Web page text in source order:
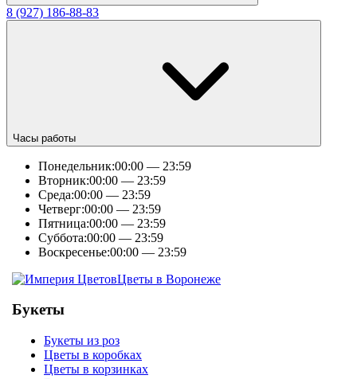
8 (927) 186-88-83
Часы работы
Понедельник:00:00 — 23:59
Вторник:00:00 — 23:59
Среда:00:00 — 23:59
Четверг:00:00 — 23:59
Пятница:00:00 — 23:59
Суббота:00:00 — 23:59
Воскресенье:00:00 — 23:59
Цветы в Воронеже
Букеты
Букеты из роз
Цветы в коробках
Цветы в корзинках